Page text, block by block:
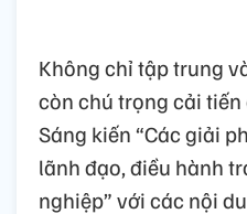
Không chỉ tập trung
còn chú trọng cải
Sáng kiến “Các giải
lãnh đạo, điều hành
nghiệp” với các nội